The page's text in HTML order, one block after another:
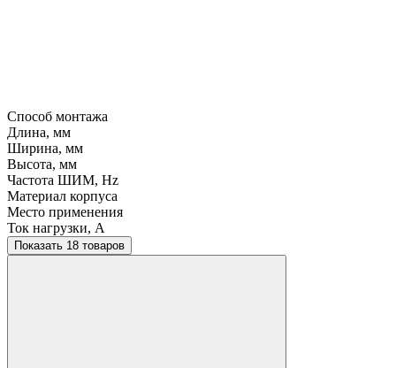
Способ монтажа
Длина, мм
Ширина, мм
Высота, мм
Частота ШИМ, Hz
Материал корпуса
Место применения
Ток нагрузки, A
Показать 18 товаров